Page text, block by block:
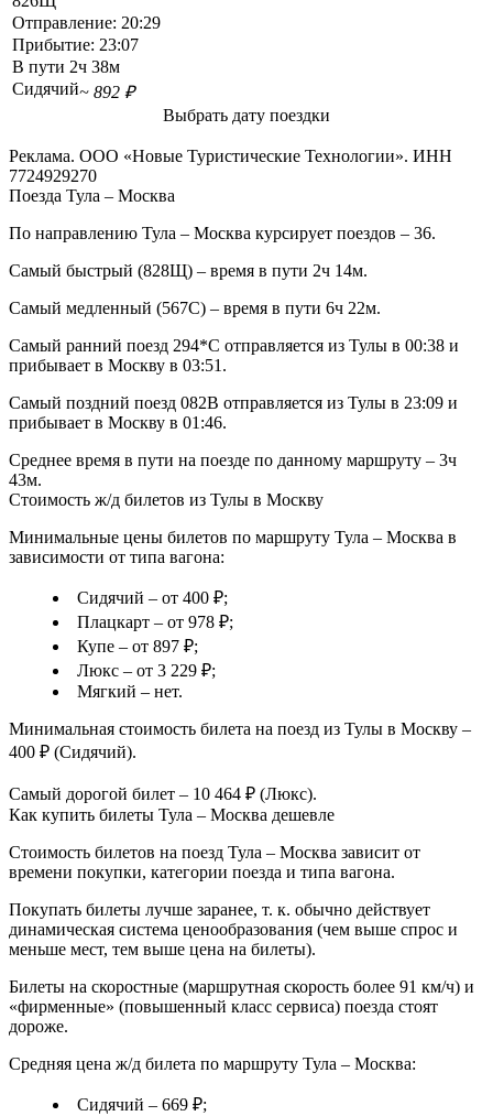
Отправление: 20:29
Прибытие: 23:07
В пути 2ч 38м
Сидячий~ 892 ₽
Выбрать дату поездки
Реклама. ООО «Новые Туристические Технологии». ИНН
7724929270
Поезда Тула – Москва
По направлению Тула – Москва курсирует поездов – 36.
Самый быстрый (828Щ) – время в пути 2ч 14м.
Самый медленный (567С) – время в пути 6ч 22м.
Самый ранний поезд 294*С отправляется из Тулы в 00:38 и
прибывает в Москву в 03:51.
Самый поздний поезд 082В отправляется из Тулы в 23:09 и
прибывает в Москву в 01:46.
Среднее время в пути на поезде по данному маршруту – 3ч
43м.
Стоимость ж/д билетов из Тулы в Москву
Минимальные цены билетов по маршруту Тула – Москва в
зависимости от типа вагона:
Сидячий – от 400 ₽;
Плацкарт – от 978 ₽;
Купе – от 897 ₽;
Люкс – от 3 229 ₽;
Мягкий – нет.
Минимальная стоимость билета на поезд из Тулы в Москву –
400 ₽ (Сидячий).
Самый дорогой билет – 10 464 ₽ (Люкс).
Как купить билеты Тула – Москва дешевле
Стоимость билетов на поезд Тула – Москва зависит от
времени покупки, категории поезда и типа вагона.
Покупать билеты лучше заранее, т. к. обычно действует
динамическая система ценообразования (чем выше спрос и
меньше мест, тем выше цена на билеты).
Билеты на скоростные (маршрутная скорость более 91 км/ч) и
«фирменные» (повышенный класс сервиса) поезда стоят
дороже.
Средняя цена ж/д билета по маршруту Тула – Москва:
Сидячий – 669 ₽;